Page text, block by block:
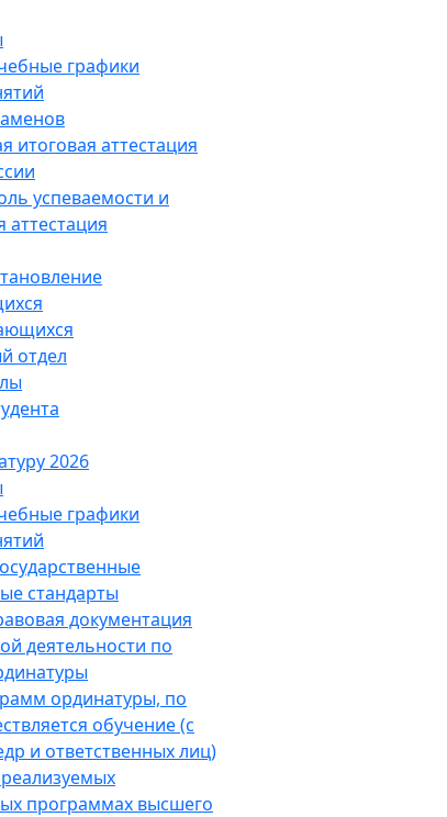
графики
итоговая аттестация
успеваемости и
отдел
2026
графики
стандарты
документация
деятельности по
ординатуры, по
обучение (с
и ответственных лиц)
программах высшего